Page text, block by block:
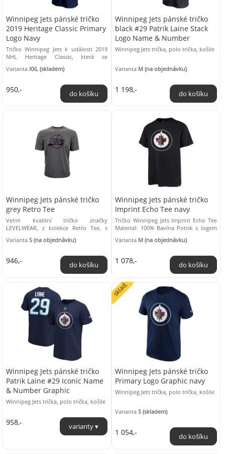
Winnipeg Jets pánské tričko
2019 Heritage Classic Primary
Logo Navy
Tričko Winnipeg Jets k události 2019
NHL Heritage Classic, která se
Calgary Flames ...
VariantaXXL (skladem)
950,-
Winnipeg Jets pánské tričko
black #29 Patrik Laine Stack
Logo Name & Number
Winnipeg Jets trička, polo trička, košile
Varianta M (na objednávku)
1 198,-
Winnipeg Jets pánské tričko
grey Retro Tee
Velmi kvalitní tričko značky
LEVELWEAR, z kolekce Retro Tee, s
logem týmu NHL na hrudi v prémiové
kvalitě. Materiál: ...
VariantaS (na objednávku)
946,-
Winnipeg Jets pánské tričko
Imprint Echo Tee navy
Tričko Winnipeg Jets Imprint Echo Tee
Material: 100% Bavlna Potisk s logem
týmu na hrudi Oficiálně licencovaný
produkt
Varianta M (na objednávku)
1 078,-
Winnipeg Jets pánské tričko
Patrik Laine #29 Iconic Name
& Number Graphic
Winnipeg Jets trička, polo trička, košile
958,-
Winnipeg Jets pánské tričko
Primary Logo Graphic navy
Winnipeg Jets trička, polo trička, košile
sklad.
VariantaS (skladem)
1 054,-